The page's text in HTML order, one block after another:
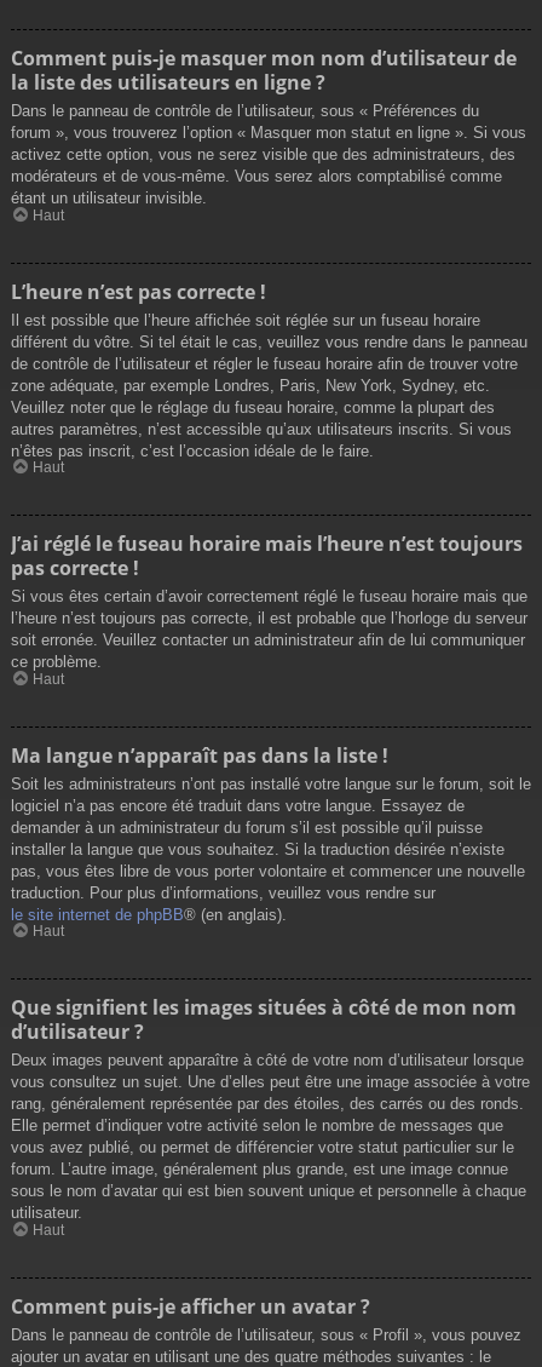
Comment puis-je masquer mon nom d’utilisateur de
la liste des utilisateurs en ligne ?
Dans le panneau de contrôle de l’utilisateur, sous « Préférences du
forum », vous trouverez l’option « Masquer mon statut en ligne ». Si vous
activez cette option, vous ne serez visible que des administrateurs, des
modérateurs et de vous-même. Vous serez alors comptabilisé comme
étant un utilisateur invisible.
Haut
L’heure n’est pas correcte !
Il est possible que l’heure affichée soit réglée sur un fuseau horaire
différent du vôtre. Si tel était le cas, veuillez vous rendre dans le panneau
de contrôle de l’utilisateur et régler le fuseau horaire afin de trouver votre
zone adéquate, par exemple Londres, Paris, New York, Sydney, etc.
Veuillez noter que le réglage du fuseau horaire, comme la plupart des
autres paramètres, n’est accessible qu’aux utilisateurs inscrits. Si vous
n’êtes pas inscrit, c’est l’occasion idéale de le faire.
Haut
J’ai réglé le fuseau horaire mais l’heure n’est toujours
pas correcte !
Si vous êtes certain d’avoir correctement réglé le fuseau horaire mais que
l’heure n’est toujours pas correcte, il est probable que l’horloge du serveur
soit erronée. Veuillez contacter un administrateur afin de lui communiquer
ce problème.
Haut
Ma langue n’apparaît pas dans la liste !
Soit les administrateurs n’ont pas installé votre langue sur le forum, soit le
logiciel n’a pas encore été traduit dans votre langue. Essayez de
demander à un administrateur du forum s’il est possible qu’il puisse
installer la langue que vous souhaitez. Si la traduction désirée n’existe
pas, vous êtes libre de vous porter volontaire et commencer une nouvelle
traduction. Pour plus d’informations, veuillez vous rendre sur
le site internet de phpBB® (en anglais).
Haut
Que signifient les images situées à côté de mon nom
d’utilisateur ?
Deux images peuvent apparaître à côté de votre nom d’utilisateur lorsque
vous consultez un sujet. Une d’elles peut être une image associée à votre
rang, généralement représentée par des étoiles, des carrés ou des ronds.
Elle permet d’indiquer votre activité selon le nombre de messages que
vous avez publié, ou permet de différencier votre statut particulier sur le
forum. L’autre image, généralement plus grande, est une image connue
sous le nom d’avatar qui est bien souvent unique et personnelle à chaque
utilisateur.
Haut
Comment puis-je afficher un avatar ?
Dans le panneau de contrôle de l’utilisateur, sous « Profil », vous pouvez
ajouter un avatar en utilisant une des quatre méthodes suivantes : le